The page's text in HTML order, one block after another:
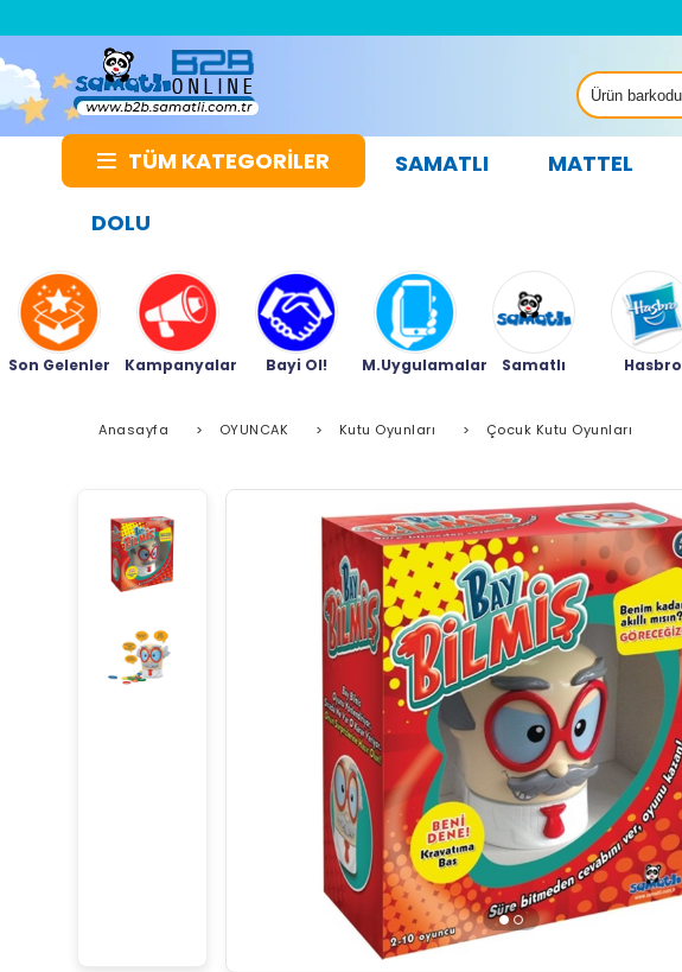
TÜM KATEGORİLER SAMATLI MATTEL
DOLU
Son Gelenler Kampanyalar Bayi Ol! M.Uygulamalar Samatlı Hasbro
Anasayfa > OYUNCAK > Kutu Oyunları > Çocuk Kutu Oyunları